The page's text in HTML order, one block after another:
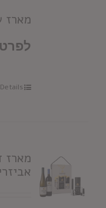
מארז
Details
מארז